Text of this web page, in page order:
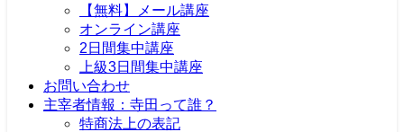
【無料】メール講座
オンライン講座
2日間集中講座
上級3日間集中講座
お問い合わせ
主宰者情報：寺田って誰？
特商法上の表記